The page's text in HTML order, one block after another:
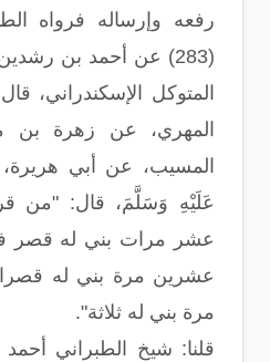
رفعه وإرساله فرواه
(283) عن أحمد بن
المتوكل الإسكندراني،
المهري، عن زهرة بن
المسيب، عن أبي
عَلَيْهِ وَسَلَّمَ، قال: "من
عشر مرات بني له قصر
عشرين مرة بني له
مرة بني له ثلاثة".
قلنا: شيخ الطبراني